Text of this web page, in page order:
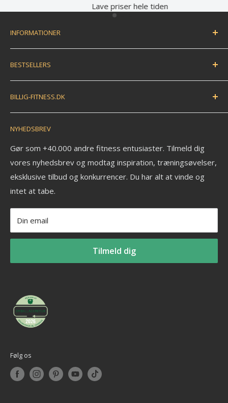
Lave priser hele tiden
NYHEDSBREV
Gør som +40.000 andre fitness entusiaster. Tilmeld dig
vores nyhedsbrev og modtag inspiration, træningsøvelser,
eksklusive tilbud og konkurrencer. Du har alt at vinde og
intet at tabe.
Din email
Tilmeld dig
INFORMATIONER
Handelsbetingelser
Fortryd dit køb / bestil returlabel
FAQ
EAN betaling
Anmeldelser
Kontakt
Om os
Ledige stillinger
Fitness blog
Blog om styrketræning
Privatlivspolitik
Refusionspolitik
BESTSELLERS
Træningsmåtte
Træningsbold
Træningselastik
Håndvægte
Pull up bar
Kettlebell
Aerobic vægtstang sæt
Vægtstang
Vægtskive
BILLIG-FITNESS.DK
N.K. Import APS
Savværksvej 3
6360 Tinglev
CVR: 33772580
_______________________
Mail: info@billig-fitness.dk
Følg os